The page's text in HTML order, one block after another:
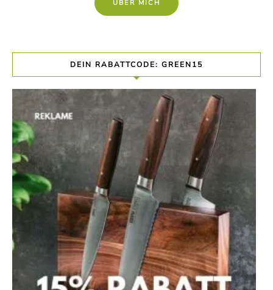
ÜBER MICH
DEIN RABATTCODE: GREEN15